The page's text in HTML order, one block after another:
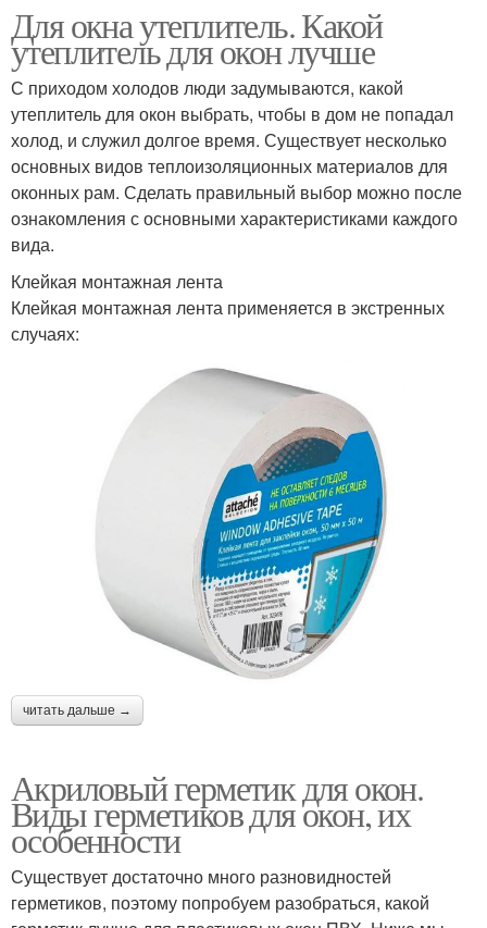
Для окна утеплитель. Какой
утеплитель для окон лучше
С приходом холодов люди задумываются, какой
утеплитель для окон выбрать, чтобы в дом не попадал
холод, и служил долгое время. Существует несколько
основных видов теплоизоляционных материалов для
оконных рам. Сделать правильный выбор можно после
ознакомления с основными характеристиками каждого
вида.
Клейкая монтажная лента
Клейкая монтажная лента применяется в экстренных
случаях:
читать дальше →
Акриловый герметик для окон.
Виды герметиков для окон, их
особенности
Существует достаточно много разновидностей
герметиков, поэтому попробуем разобраться, какой